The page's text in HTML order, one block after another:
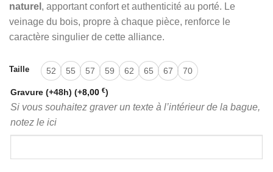
naturel , apportant confort et authenticité au porté. Le
veinage du bois, propre à chaque pièce, renforce le
caractère singulier de cette alliance.
Taille 52 55 57 59 62 65 67 70
Gravure (+48h) (+8,00 €)
Si vous souhaitez graver un texte à l’intérieur de la bague,
notez le ici